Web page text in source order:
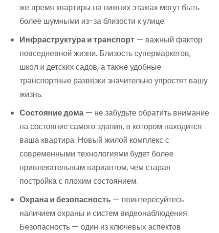
же время квартиры на нижних этажах могут быть
более шумными из-за близости к улице.
Инфраструктура и транспорт — важный фактор
повседневной жизни. Близость супермаркетов,
школ и детских садов, а также удобные
транспортные развязки значительно упростят вашу
жизнь.
Состояние дома — не забудьте обратить внимание
на состояние самого здания, в котором находится
ваша квартира. Новый жилой комплекс с
современными технологиями будет более
привлекательным вариантом, чем старая
постройка с плохим состоянием.
Охрана и безопасность — поинтересуйтесь
наличием охраны и систем видеонаблюдения.
Безопасность — один из ключевых аспектов